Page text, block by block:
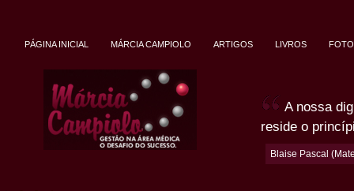
PÁGINA INICIAL MÁRCIA CAMPIOLO ARTIGOS LIVROS
A nossa
reside o
Blaise Pascal